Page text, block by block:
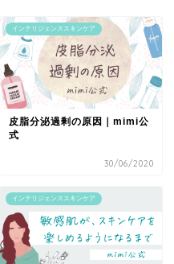
インテリジェンススキンケア
皮脂分泌過剰の原因｜mimi公
式
30/06/2020
インテリジェンススキンケア